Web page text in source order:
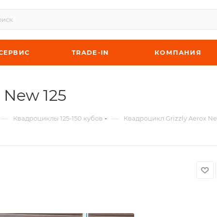
TRADE-IN КОМПАНИЯ
125
— Квадроциклы 125-150 кубов — Квадроцикл Grizzly Aerox